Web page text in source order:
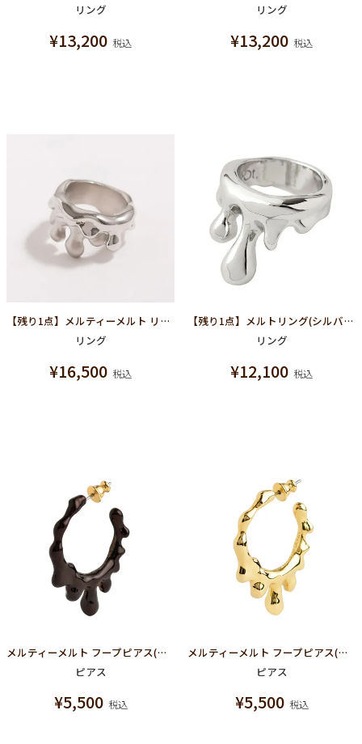
リング
¥13,200 税込
リング
¥13,200 税込
【残り1点】メルティーメルト リング(シルバー×マットシルバー)
リング
¥16,500 税込
【残り1点】メルトリング(シルバー)
リング
¥12,100 税込
メルティーメルト フープピアス(ブラウン)
ピアス
¥5,500 税込
メルティーメルト フープピアス(ゴールド)
ピアス
¥5,500 税込